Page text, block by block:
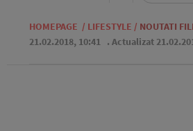
HOMEPAGE / LIFESTYLE / NOUTATI
21.02.2018, 10:41 . Actualizat